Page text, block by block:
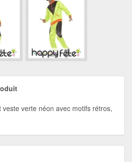
verte néon avec motifs rétros,